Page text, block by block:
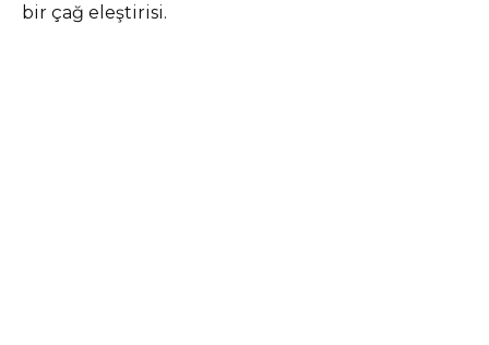
bir çağ eleştirisi.